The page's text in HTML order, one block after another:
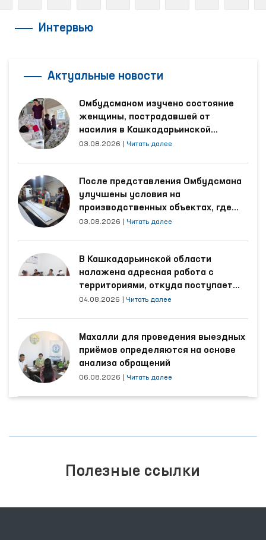
Интервью
Актуальные новости
Омбудсманом изучено состояние
женщины, пострадавшей от
насилия в Кашкадарьинской
области
03.08.2026 Читать далее
После представления Омбудсмана
улучшены условия на
производственных объектах, где
трудятся осуждённые
03.08.2026 Читать далее
В Кашкадарьинской области
налажена адресная работа с
территориями, откуда поступает
наибольшее количество обращений
04.08.2026 Читать далее
Махалли для проведения выездных
приёмов определяются на основе
анализа обращений
06.08.2026 Читать далее
Полезные ссылки